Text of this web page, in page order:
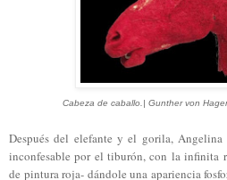
Cabeza de caballo.| Gunther von
Después del elefante y el gorila,
inconfesable por el tiburón, con la infinita
de pintura roja- dándole una apariencia